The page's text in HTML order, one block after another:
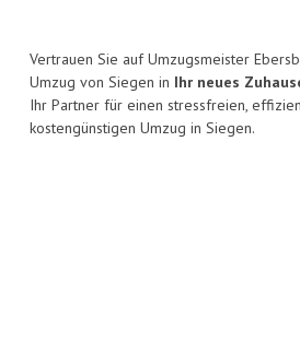
Vertrauen Sie auf Umzugsmeister
Umzug von Siegen in Ihr neues
Ihr Partner für einen stressfreien,
kostengünstigen Umzug in Siegen.